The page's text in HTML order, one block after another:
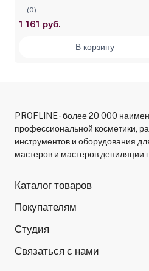
(0)
1 161 руб.
В корзину
PROFLINE - более 20 000
профессиональной косметики,
инструментов и оборудования
мастеров и мастеров депиляции
Каталог товаров
Покупателям
Студия
Связаться с нами